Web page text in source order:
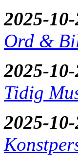
2025-
Ord &
2025-
Tidig
2025-10-